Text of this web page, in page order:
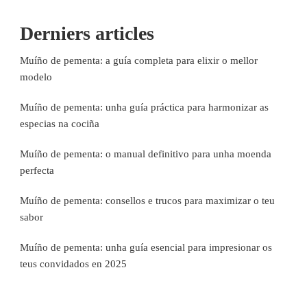
Derniers articles
Muíño de pementa: a guía completa para elixir o mellor
modelo
Muíño de pementa: unha guía práctica para harmonizar as
especias na cociña
Muíño de pementa: o manual definitivo para unha moenda
perfecta
Muíño de pementa: consellos e trucos para maximizar o teu
sabor
Muíño de pementa: unha guía esencial para impresionar os
teus convidados en 2025